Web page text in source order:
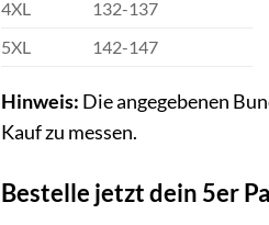
4XL
132-137
5XL
142-147
Hinweis: Die angegebenen
Kauf zu messen.
Bestelle jetzt dein 5er